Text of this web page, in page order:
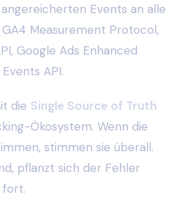
Events an alle
Measurement Protocol,
Google Ads Enhanced
API.
die Single Source of Truth
Ökosystem. Wenn die
stimmen sie überall.
pflanzt sich der Fehler